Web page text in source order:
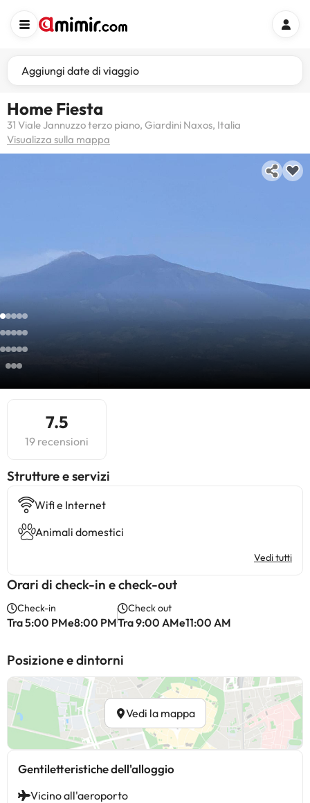
Aggiungi date di viaggio
Home Fiesta
31 Viale Jannuzzo terzo piano, Giardini Naxos, Italia
Visualizza sulla mappa
7.5
19 recensioni
​Strutture e servizi
Wifi e Internet
Animali domestici
Vedi tutti
Orari di check-in e check-out
Check-in
Tra 5:00 PMe8:00 PM
Check out
Tra 9:00 AMe11:00 AM
Posizione e dintorni
Vedi la mappa
Gentiletteristiche dell'alloggio
Vicino all'aeroporto